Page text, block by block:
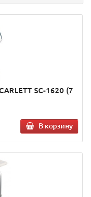
SC-1620 (7
В корзину